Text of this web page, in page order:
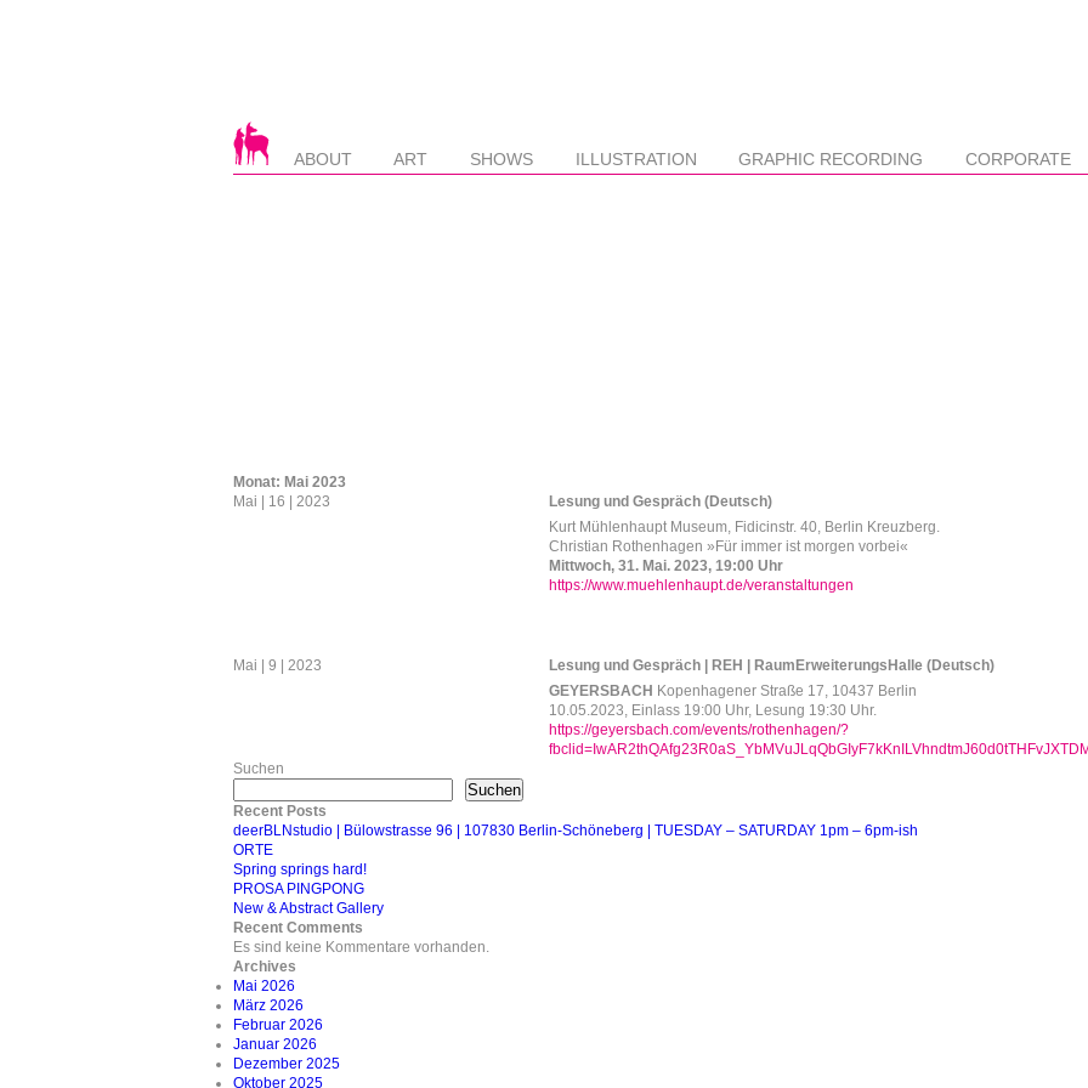
ABOUT ART SHOWS ILLUSTRATION GRAPHIC RECORDING CORPORATE
Monat: Mai 2023
Mai | 16 | 2023
Lesung und Gespräch (Deutsch)
Kurt Mühlenhaupt Museum, Fidicinstr. 40, Berlin Kreuzberg.
Christian Rothenhagen »Für immer ist morgen vorbei«
Mittwoch, 31. Mai. 2023, 19:00 Uhr
https://www.muehlenhaupt.de/veranstaltungen
Mai | 9 | 2023
Lesung und Gespräch | REH | RaumErweiterungsHalle (Deutsch)
GEYERSBACH Kopenhagener Straße 17, 10437 Berlin
10.05.2023, Einlass 19:00 Uhr, Lesung 19:30 Uhr.
https://geyersbach.com/events/rothenhagen/?
Suchen
Suchen
Recent Posts
deerBLNstudio | Bülowstrasse 96 | 107830 Berlin-Schöneberg | TUESDAY – SATURDAY 1pm – 6pm-ish
ORTE
Spring springs hard!
PROSA PINGPONG
New & Abstract Gallery
Recent Comments
Es sind keine Kommentare vorhanden.
Archives
Mai 2026
März 2026
Februar 2026
Januar 2026
Dezember 2025
Oktober 2025